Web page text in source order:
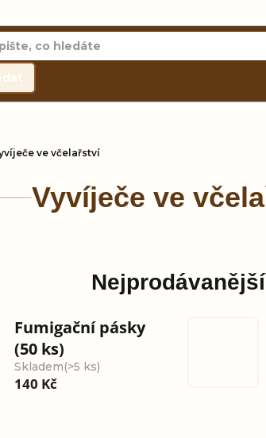
ve včelařství
Vyvíječe ve
Nejprodávanější
Fumigační pásky
(50 ks)
Skladem(>5 ks)
140 Kč